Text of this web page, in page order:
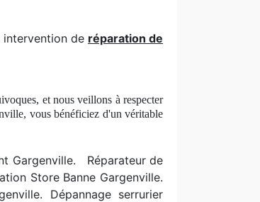
intervention de réparation de
et nous veillons à respecter
vous bénéficiez d'un véritable
Gargenville. Réparateur de
Store Banne Gargenville.
Dépannage serrurier